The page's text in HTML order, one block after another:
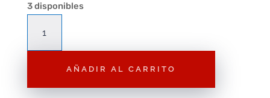
3 disponibles
Reliquias
muerte
AÑADIR AL CARRITO